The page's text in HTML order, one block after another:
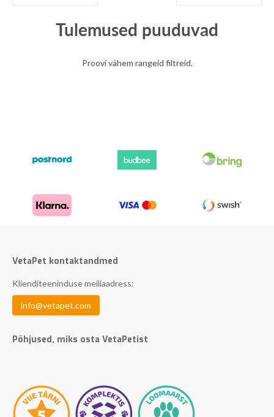
Tulemused puuduvad
Proovi vähem rangeid filtreid.
VetaPet kontaktandmed
Klienditeeninduse meiliaadress:
info@vetapet.com
Põhjused, miks osta VetaPetist